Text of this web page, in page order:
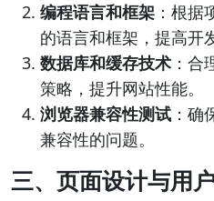
编程语言和框架 ：根
的语言和框架，提高开
数据库和缓存技术 ：
策略，提升网站性能。
浏览器兼容性测试 ：
兼容性的问题。
三、页面设计与用